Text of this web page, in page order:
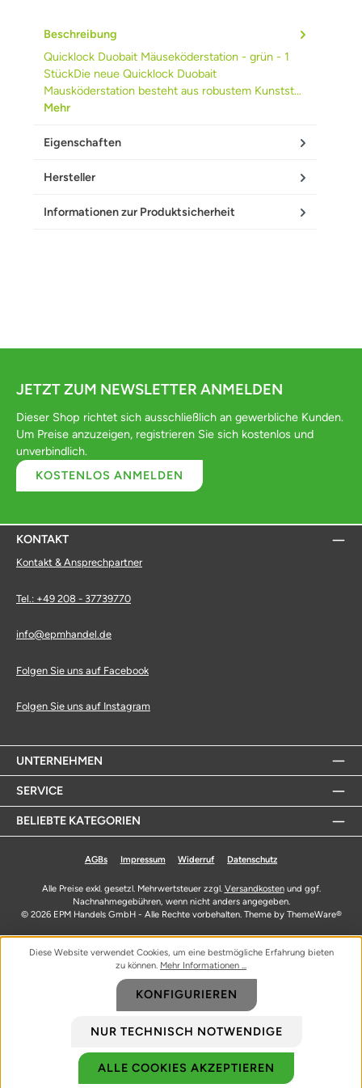
Biozidprodukte vorsichtig verwenden. Vor Gebrauch stets Etikett und
Produktinformationen lesen.
Beschreibung
Quicklock Duobait Mäuseköderstation - grün - 1
StückDie neue Quicklock Duobait
Mausköderstation besteht aus robustem Kunstst…
Mehr
Eigenschaften
Hersteller
Informationen zur Produktsicherheit
JETZT ZUM NEWSLETTER ANMELDEN
Dieser Shop richtet sich ausschließlich an gewerbliche Kunden.
Um Preise anzuzeigen, registrieren Sie sich kostenlos und
unverbindlich.
KOSTENLOS ANMELDEN
KONTAKT
Kontakt & Ansprechpartner
Tel.: +49 208 - 37739770
info@epmhandel.de
Folgen Sie uns auf Facebook
Folgen Sie uns auf Instagram
UNTERNEHMEN
SERVICE
BELIEBTE KATEGORIEN
AGBs Impressum Widerruf Datenschutz
Alle Preise exkl. gesetzl. Mehrwertsteuer zzgl. Versandkostenund ggf.
Nachnahmegebühren, wenn nicht anders angegeben.
© 2026 EPM Handels GmbH - Alle Rechte vorbehalten. Theme by ThemeWare®
Diese Website verwendet Cookies, um eine bestmögliche Erfahrung bieten
zu können. Mehr Informationen ...
NUR TECHNISCH NOTWENDIGE
KONFIGURIEREN
ALLE COOKIES AKZEPTIEREN